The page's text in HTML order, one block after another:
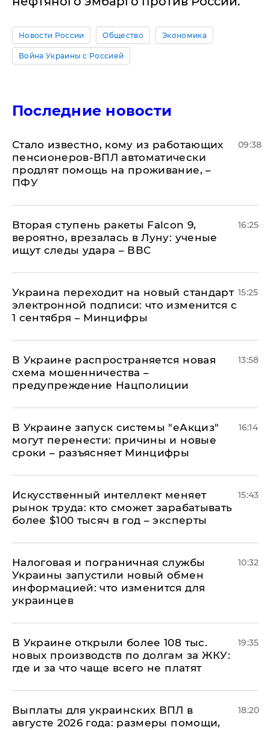
Новости России Общество Экономика
Война Украины с Россией
Последние новости
Стало известно, кому из работающих
пенсионеров-ВПЛ автоматически
продлят помощь на проживание, –
ПФУ
09:38
Вторая ступень ракеты Falcon 9,
вероятно, врезалась в Луну: ученые
ищут следы удара – ВВС
16:25
Украина переходит на новый стандарт
электронной подписи: что изменится с
1 сентября – Минцифры
15:25
В Украине распространяется новая
схема мошенничества –
предупреждение Нацполиции
13:58
В Украине запуск системы "еАкциз"
могут перенести: причины и новые
сроки – разъясняет Минцифры
16:14
Искусственный интеллект меняет
рынок труда: кто сможет зарабатывать
более $100 тысяч в год – эксперты
15:43
Налоговая и пограничная службы
Украины запустили новый обмен
информацией: что изменится для
украинцев
10:32
В Украине открыли более 108 тыс.
новых производств по долгам за ЖКУ:
где и за что чаще всего не платят
19:35
Выплаты для украинских ВПЛ в
августе 2026 года: размеры помощи,
18:20